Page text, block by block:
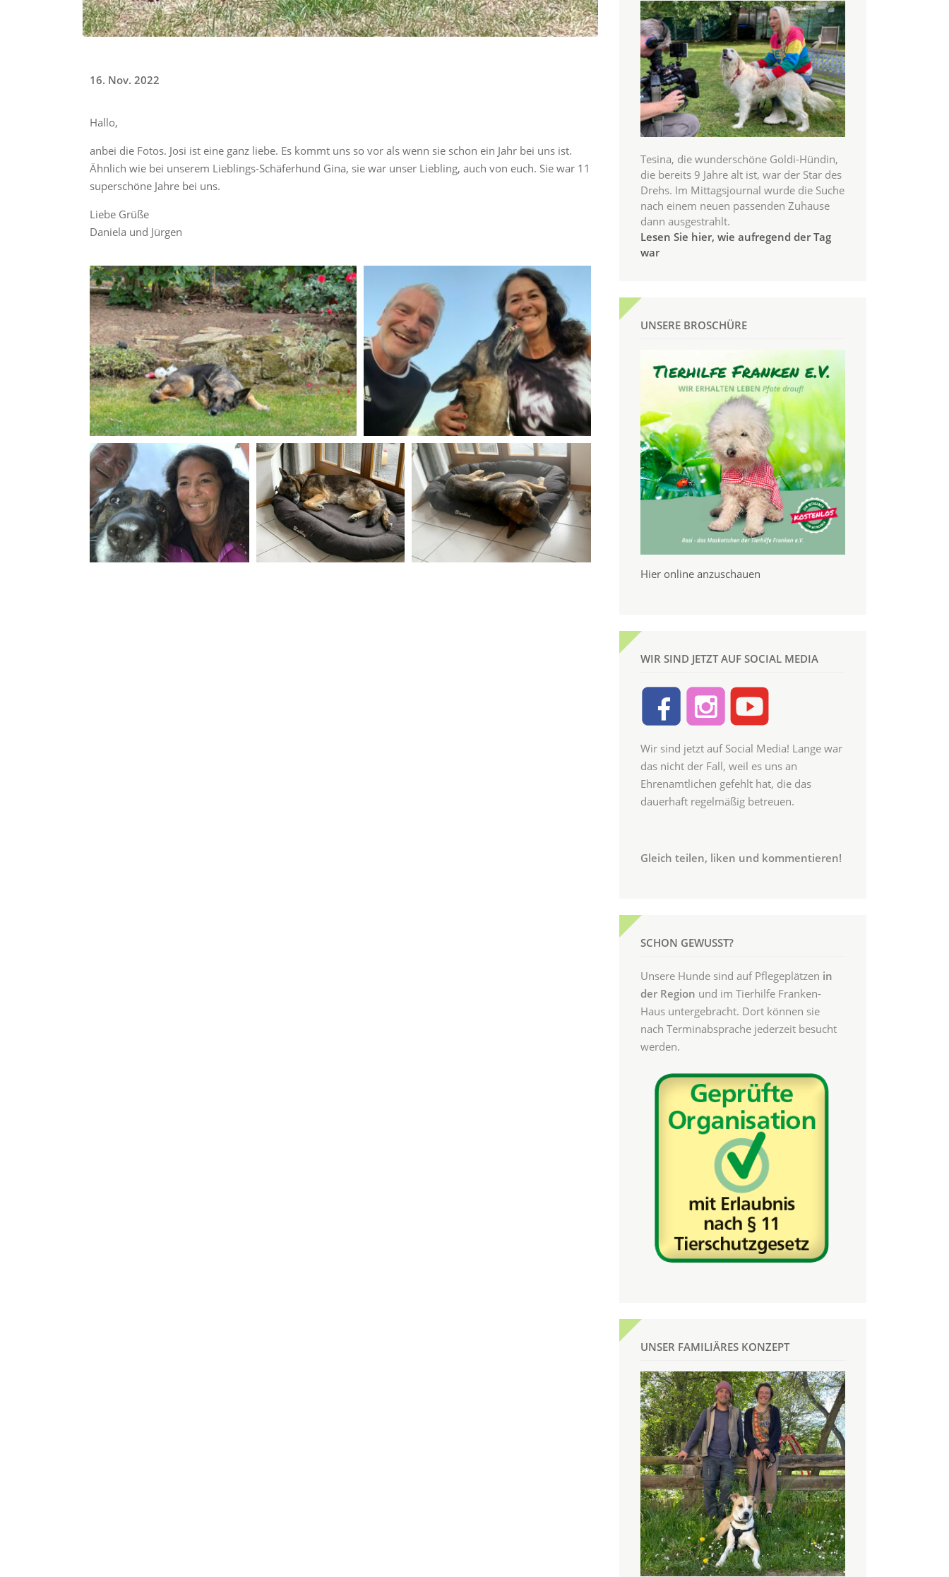
16. Nov. 2022
Hallo,
anbei die Fotos. Josi ist eine ganz liebe. Es kommt uns so vor als wenn sie schon ein Jahr bei uns ist.
Ähnlich wie bei unserem Lieblings-Schäferhund Gina, sie war unser Liebling, auch von euch. Sie war 11
superschöne Jahre bei uns.
Liebe Grüße
Daniela und Jürgen
Tesina, die wunderschöne Goldi-Hündin,
die bereits 9 Jahre alt ist, war der Star des
Drehs. Im Mittagsjournal wurde die Suche
nach einem neuen passenden Zuhause
dann ausgestrahlt.
Lesen Sie hier, wie aufregend der Tag
war
UNSERE BROSCHÜRE
Hier online anzuschauen
WIR SIND JETZT AUF SOCIAL MEDIA
Wir sind jetzt auf Social Media! Lange war
das nicht der Fall, weil es uns an
Ehrenamtlichen gefehlt hat, die das
dauerhaft regelmäßig betreuen.
Gleich teilen, liken und kommentieren!
SCHON GEWUSST?
Unsere Hunde sind auf Pflegeplätzen in
der Region und im Tierhilfe Franken-
Haus untergebracht. Dort können sie
nach Terminabsprache jederzeit besucht
werden.
UNSER FAMILIÄRES KONZEPT